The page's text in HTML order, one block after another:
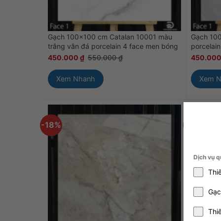
Dịch vụ
Gạch 100×100 cm Catalan 10001 màu
trắng vân đá porcelain 4 face men bóng
450.000 ₫ 550.000₫
Xem Nhanh
Gạch
Xem
-18%